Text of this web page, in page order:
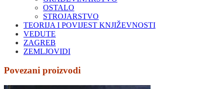
OSTALO
STROJARSTVO
TEORIJA I POVIJEST KNJIŽEVNOSTI
VEDUTE
ZAGREB
ZEMLJOVIDI
Povezani proizvodi